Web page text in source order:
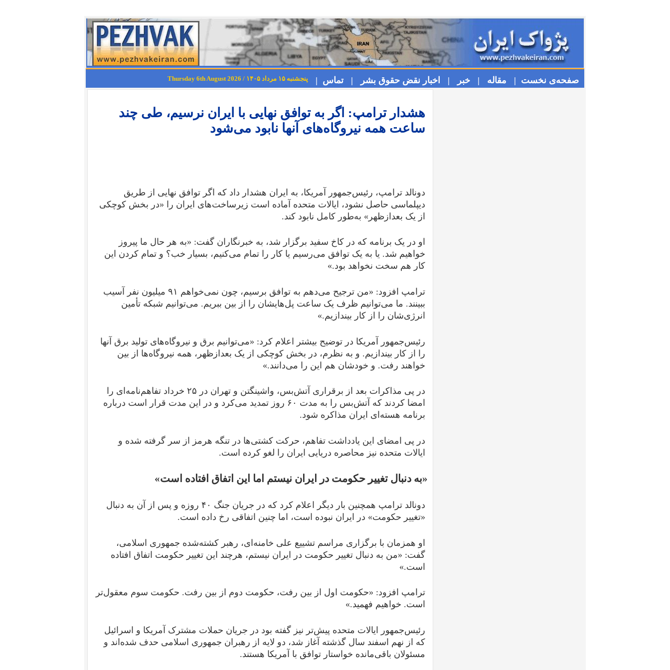
صفحه‌ی نخست | مقاله | خبر | اخبار نقض حقوق بشر | تماس | پنجشنبه ۱۵ مرداد ۱۴۰۵ / Thursday 6th August 2026
هشدار ترامپ: اگر به توافق نهایی با ایران نرسیم، طی چند
ساعت همه نیروگاه‌های آنها نابود می‌شود
دونالد ترامپ، رئیس‌جمهور آمریکا، به ایران هشدار داد که اگر توافق نهایی از طریق
دیپلماسی حاصل نشود، ایالات متحده آماده است زیرساخت‌های ایران را «در بخش کوچکی
از یک بعدازظهر» به‌طور کامل نابود کند.
او در یک برنامه که در کاخ سفید برگزار شد، به خبرنگاران گفت: «به هر حال ما پیروز
خواهیم شد. یا به یک توافق می‌رسیم یا کار را تمام می‌کنیم، بسیار خب؟ و تمام کردن این
کار هم سخت نخواهد بود.»
ترامپ افزود: «من ترجیح می‌دهم به توافق برسیم، چون نمی‌خواهم ۹۱ میلیون نفر آسیب
ببینند. ما می‌توانیم ظرف یک ساعت پل‌هایشان را از بین ببریم. می‌توانیم شبکه تأمین
انرژی‌شان را از کار بیندازیم.»
رئیس‌جمهور آمریکا در توضیح بیشتر اعلام کرد: «می‌توانیم برق و نیروگاه‌های تولید برق آنها
را از کار بیندازیم. و به نظرم، در بخش کوچکی از یک بعدازظهر، همه نیروگاه‌ها از بین
خواهند رفت. و خودشان هم این را می‌دانند.»
در پی مذاکرات بعد از برقراری آتش‌بس، واشینگتن و تهران در ۲۵ خرداد تفاهم‌نامه‌ای را
امضا کردند که آتش‌بس را به مدت ۶۰ روز تمدید می‌کرد و در این مدت قرار است درباره
برنامه هسته‌ای ایران مذاکره شود.
در پی امضای این یادداشت تفاهم، حرکت کشتی‌ها در تنگه هرمز از سر گرفته شده و
ایالات متحده نیز محاصره دریایی ایران را لغو کرده است.
«به دنبال تغییر حکومت در ایران نیستم اما این اتفاق افتاده است»
دونالد ترامپ همچنین بار دیگر اعلام کرد که در جریان جنگ ۴۰ روزه و پس از آن به دنبال
«تغییر حکومت» در ایران نبوده است، اما چنین اتفاقی رخ داده است.
او همزمان با برگزاری مراسم تشییع علی خامنه‌ای، رهبر کشته‌شده جمهوری اسلامی،
گفت: «من به دنبال تغییر حکومت در ایران نیستم، هرچند این تغییر حکومت اتفاق افتاده
است.»
ترامپ افزود: «حکومت اول از بین رفت، حکومت دوم از بین رفت. حکومت سوم معقول‌تر
است. خواهیم فهمید.»
رئیس‌جمهور ایالات متحده پیش‌تر نیز گفته بود در جریان حملات مشترک آمریکا و اسرائیل
که از نهم اسفند سال گذشته آغاز شد، دو لایه از رهبران جمهوری اسلامی حدف شده‌اند و
مسئولان باقی‌مانده خواستار توافق با آمریکا هستند.